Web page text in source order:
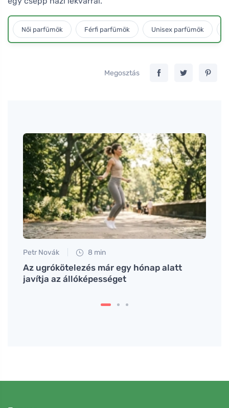
Női parfümök Férfi parfümök Unisex parfümök
Megosztás
Petr Novák 8 min
Az ugrókötelezés már egy hónap alatt
javítja az állóképességet